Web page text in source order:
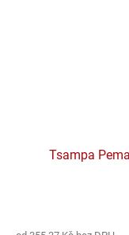
Tsampa